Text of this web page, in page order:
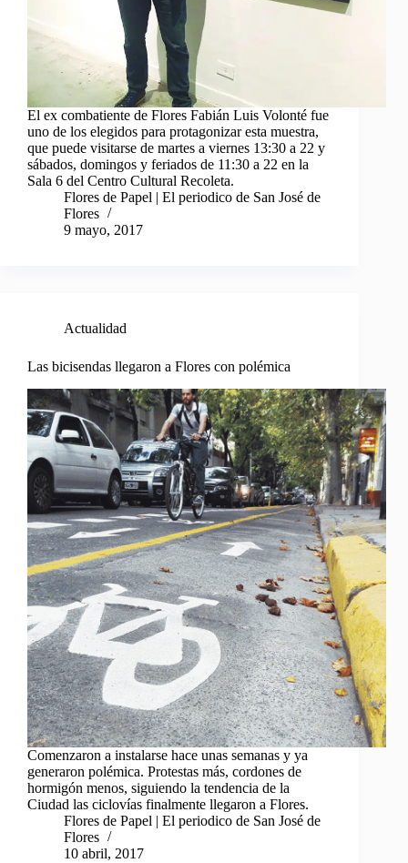
El ex combatiente de Flores Fabián Luis Volonté fue
uno de los elegidos para protagonizar esta muestra,
que puede visitarse de martes a viernes 13:30 a 22 y
sábados, domingos y feriados de 11:30 a 22 en la
Sala 6 del Centro Cultural Recoleta.
Flores de Papel | El periodico de San José de
Flores
9 mayo, 2017
Actualidad
Las bicisendas llegaron a Flores con polémica
Comenzaron a instalarse hace unas semanas y ya
generaron polémica. Protestas más, cordones de
hormigón menos, siguiendo la tendencia de la
Ciudad las ciclovías finalmente llegaron a Flores.
Flores de Papel | El periodico de San José de
Flores
10 abril, 2017